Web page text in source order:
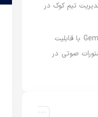
سال مدیریت تیم کوک در
نسخه مک گوگل Gemini با قابلیت
صوتی در